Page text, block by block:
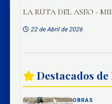
LA RUTA DEL ASEO -
22 de Abril de 2026
Destacados de
OBRAS